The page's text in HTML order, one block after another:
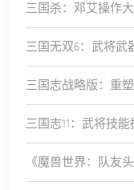
三国杀：邓艾操作
三国无双6：武将武
三国志战略版：重
三国志11：武将技
《魔兽世界：队友